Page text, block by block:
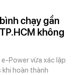
chạy gần
không
Power vừa xác lập
khi hoàn thành